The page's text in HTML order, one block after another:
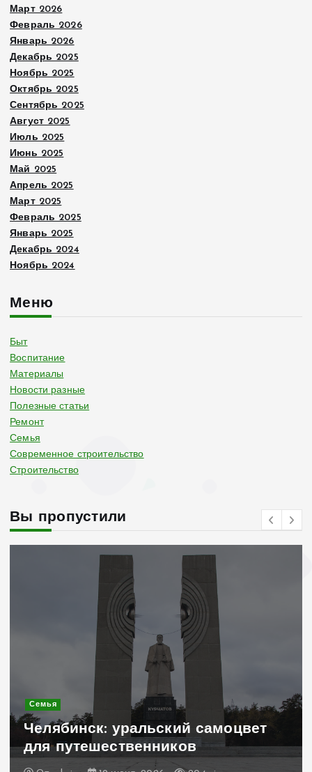
Март 2026
Февраль 2026
Январь 2026
Декабрь 2025
Ноябрь 2025
Октябрь 2025
Сентябрь 2025
Август 2025
Июль 2025
Июнь 2025
Май 2025
Апрель 2025
Март 2025
Февраль 2025
Январь 2025
Декабрь 2024
Ноябрь 2024
Меню
Быт
Воспитание
Материалы
Новости разные
Полезные статьи
Ремонт
Семья
Современное строительство
Строительство
Вы пропустили
самоцвет
Современное строительство
Керамогранит
стильное и
для дачного